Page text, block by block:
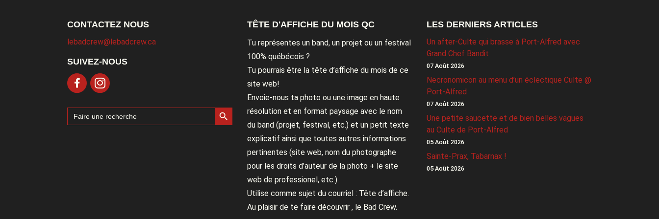
CONTACTEZ NOUS
lebadcrew@lebadcrew.ca
SUIVEZ-NOUS
Search
for:
Search Button
TÊTE D'AFFICHE DU MOIS QC
Tu représentes un band, un projet ou un festival
100% québécois ?
Tu pourrais être la tête d’affiche du mois de ce
site web!
Envoie-nous ta photo ou une image en haute
résolution et en format paysage avec le nom
du band (projet, festival, etc.) et un petit texte
explicatif ainsi que toutes autres informations
pertinentes (site web, nom du photographe
pour les droits d’auteur de la photo + le site
web de professionel, etc.).
Utilise comme sujet du courriel : Tête d’affiche.
Au plaisir de te faire découvrir , le Bad Crew.
LES DERNIERS ARTICLES
Un after-Culte qui brasse à Port-Alfred avec
Grand Chef Bandit
07 Août 2026
Necronomicon au menu d’un éclectique Culte @
Port-Alfred
07 Août 2026
Une petite saucette et de bien belles vagues
au Culte de Port-Alfred
05 Août 2026
Sainte-Prax, Tabarnax !
05 Août 2026